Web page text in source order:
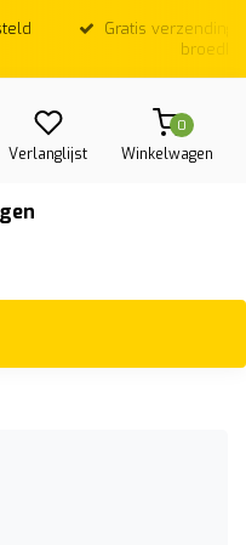
Gratis verzending
Verlanglijst
0
Winkelwagen